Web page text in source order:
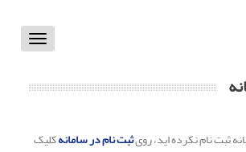
Toggle
ثبت نام نکرده اید، رویثبت نام در سامانهکلیک